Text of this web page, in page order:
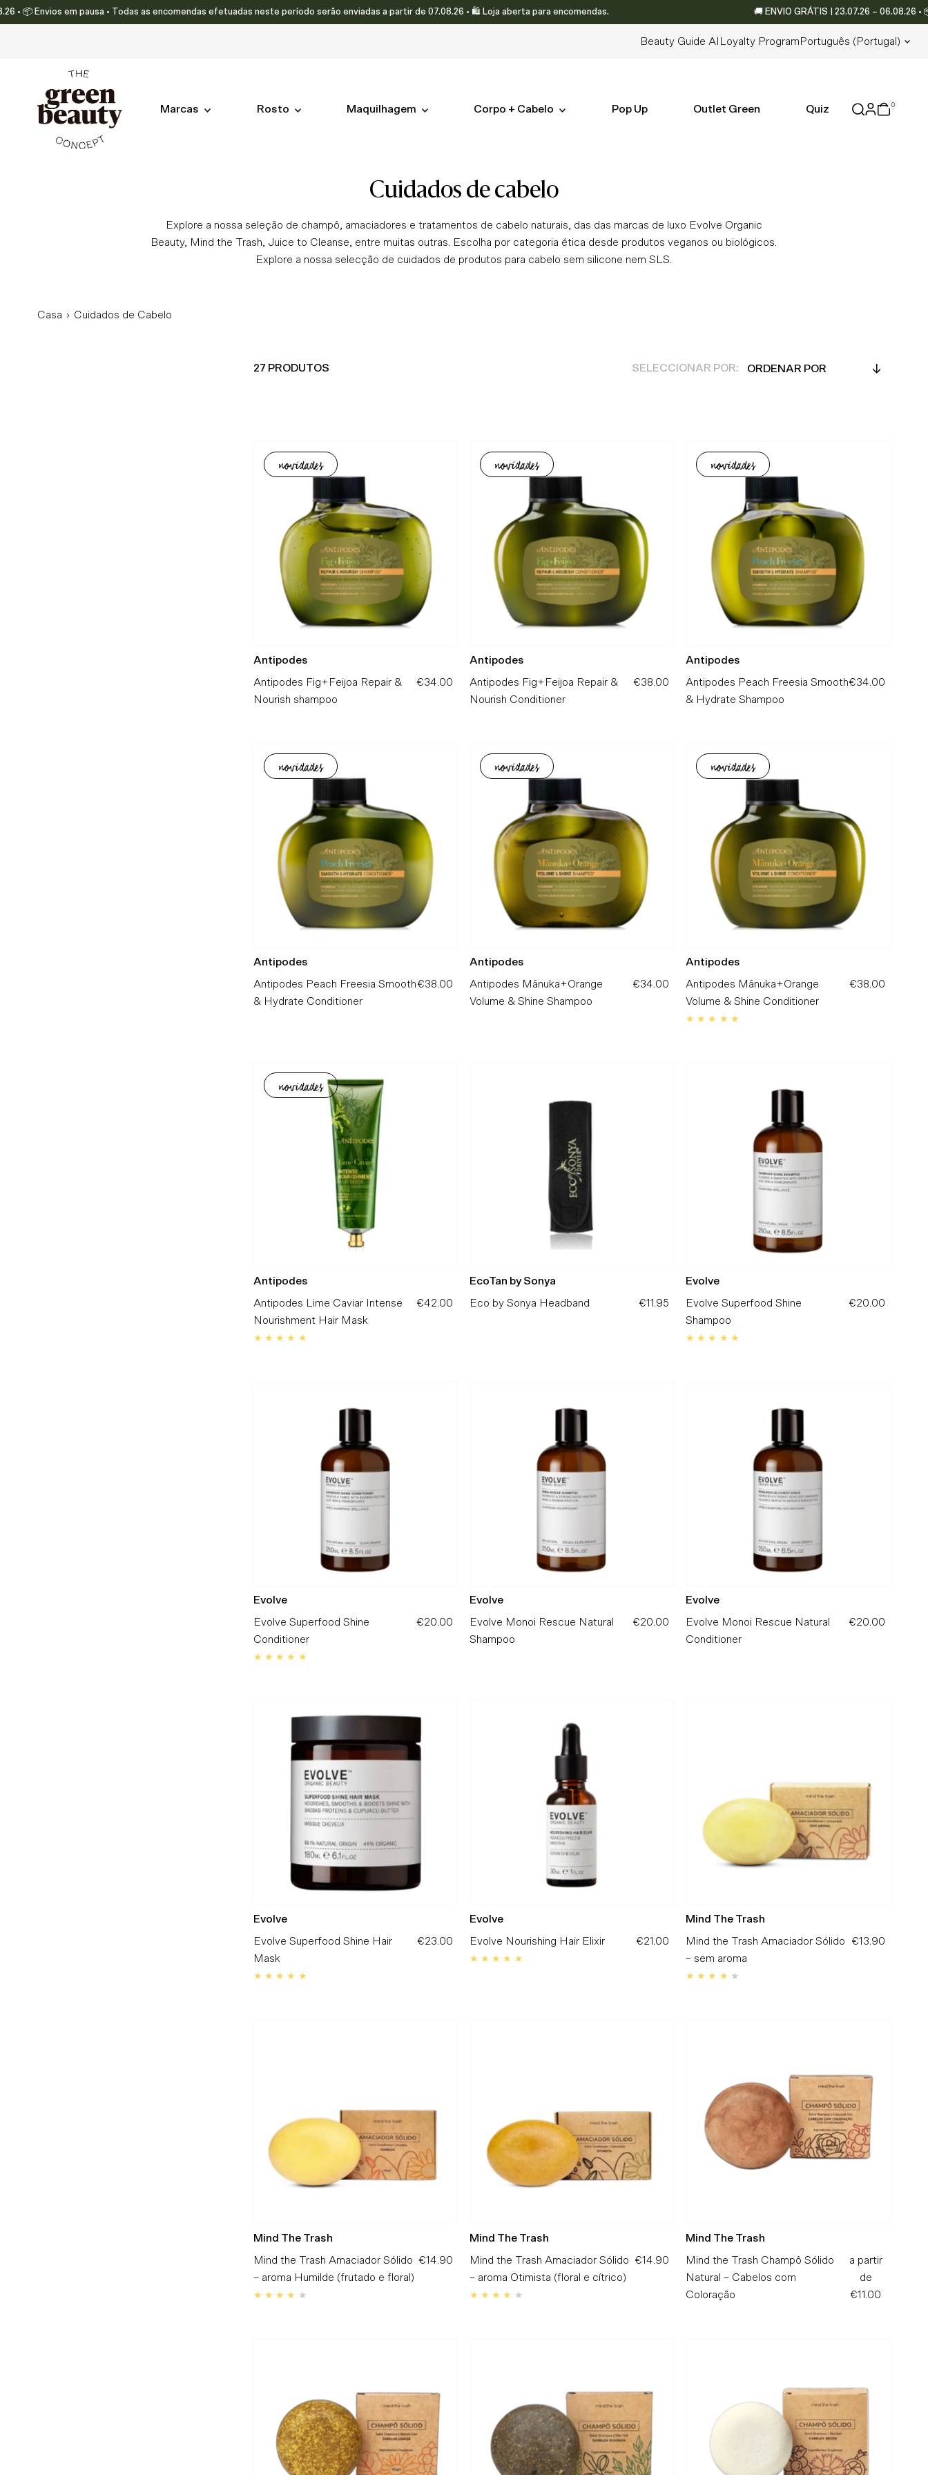
Translation missing: pt-PT.accessibility.skip_to_text
Envios em pausa • Todas as encomendas efetuadas neste período serão enviadas a partir de 07.08.26 • 🛍️ Loja aberta para encomendas. 🚚 ENVIO GRÁTIS | 23.07.26 – 06.08.26 • 📦
Beauty Guide AI Loyalty ProgramPortuguês (portugal)
Marcas Rosto Maquilhagem Corpo + Cabelo Pop Up Outlet Green Quiz 0
cuidados de cabelo
Explore a nossa seleção de champô, amaciadores e tratamentos de cabelo naturais, das das marcas de luxo Evolve Organic
Beauty, Mind the Trash, Juice to Cleanse, entre muitas outras. Escolha por categoria ética desde produtos veganos ou biológicos.
Explore a nossa selecção de cuidados de produtos para cabelo sem silicone nem SLS.
Casa › Cuidados de Cabelo
27 PRODUTOS SELECCIONAR POR:
Alfabeticamente, A-Z
Alfabeticamente, Z-A
Preço, mais baratos
Preço, mais caros
Data, mais antigos
Data, mais recentes
novidades
Antipodes
Antipodes Fig+Feijoa Repair &
Nourish shampoo
Preço
Normal
€34.00
novidades
Antipodes
Antipodes Fig+Feijoa Repair &
Nourish Conditioner
Preço
Normal
€38.00
novidades
Antipodes
Antipodes Peach Freesia Smooth
& Hydrate Shampoo
Preço
€34.00
novidades
Antipodes
Antipodes Peach Freesia Smooth
& Hydrate Conditioner
Preço
Normal
€38.00
novidades
Antipodes
Antipodes Mānuka+Orange
Volume & Shine Shampoo
Preço
Normal
€34.00
novidades
Antipodes
Antipodes Mānuka+Orange
Volume & Shine Conditioner
Preço
€38.00
novidades
Antipodes
Antipodes Lime Caviar Intense
Nourishment Hair Mask
Preço
€42.00
EcoTan by Sonya
Eco by Sonya Headband
Preço
Normal
€11.95
Evolve
Evolve Superfood Shine
Shampoo
Preço
€20.00
Evolve
Evolve Superfood Shine
Conditioner
Preço
Normal
€20.00
Evolve
Evolve Monoi Rescue Natural
Shampoo
Preço
Normal
€20.00
Evolve
Evolve Monoi Rescue Natural
Conditioner
Preço
€20.00
Evolve
Evolve Superfood Shine Hair
Mask
Preço
Normal
€23.00
Evolve
Evolve Nourishing Hair Elixir
Preço
Normal
€21.00
Mind The Trash
Mind the Trash Amaciador Sólido
– sem aroma
Preço
€13.90
Mind The Trash
Mind the Trash Amaciador Sólido
– aroma Humilde (frutado e floral)
Preço
Normal
€14.90
Mind The Trash
Mind the Trash Amaciador Sólido
– aroma Otimista (floral e cítrico)
Preço
Normal
€14.90
Mind The Trash
Mind the Trash Champô Sólido
Natural – Cabelos com
Coloração
Preço
Normal
a partir
de
€11.00